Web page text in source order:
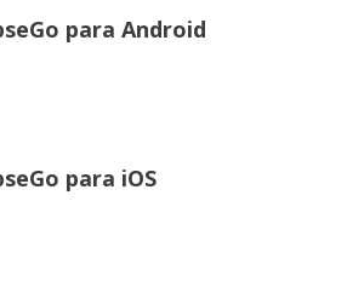
para Android
para iOS